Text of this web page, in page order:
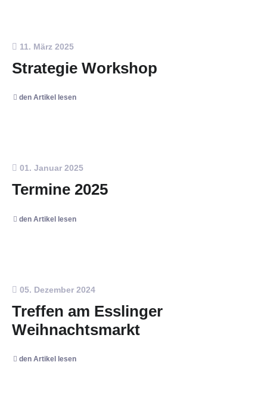
11. März 2025
Strategie Workshop
den Artikel lesen
01. Januar 2025
Termine 2025
den Artikel lesen
05. Dezember 2024
Treffen am Esslinger
Weihnachtsmarkt
den Artikel lesen